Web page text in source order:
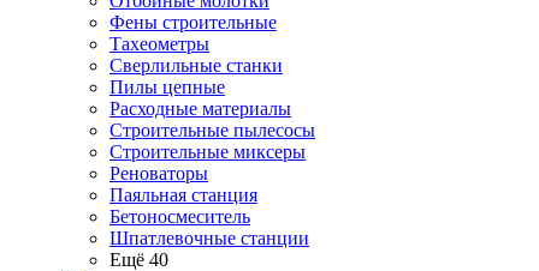
Фены строительные
Тахеометры
Сверлильные станки
Пилы цепные
Расходные материалы
Строительные пылесосы
Строительные миксеры
Реноваторы
Паяльная станция
Бетоносмеситель
Шпатлевочные станции
Ещё 40